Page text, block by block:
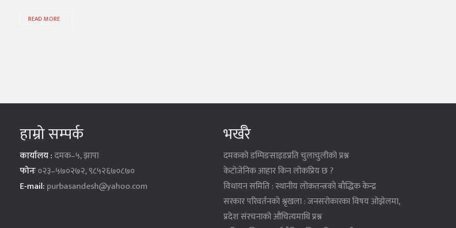
READ MORE
हाम्रो सम्पर्क
कार्यालय :दमक–५, झापा
फोनः०२३–५७०२७२, ९८५२६७०८७०
E-mail: purbasandesh@yahoo.com
भर्खरै
दमकको डम्पिङसाइडप्रति चुलाचुलीको प्रश्न
केटोजेनिक आहार किन लोकप्रिय छ ?
विधायन समिति : स्थानीय लोकतन्त्रको बौद्धिक केन्द्र
सरकार परिवर्तनको श्रृखला : जनसरोकारका विषय ओझेलमा,
प्रदेश संरचनाको औचित्यमाथि प्रश्न